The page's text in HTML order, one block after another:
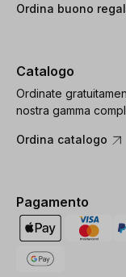
Ordina buono
Catalogo
Ordinate
nostra gamma
Ordina catalogo
Pagamento